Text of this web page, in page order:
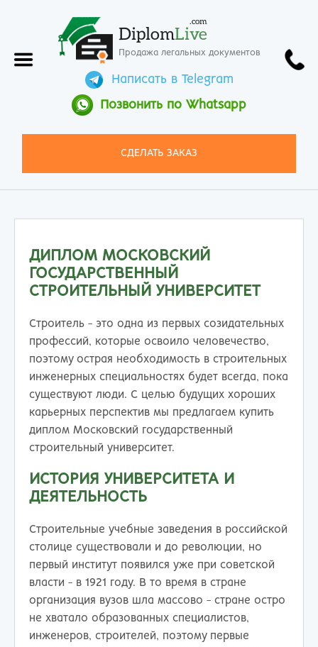
DiplomLive
.com
Продажа легальных документов
Написать в Telegram
Позвонить по Whatsapp
СДЕЛАТЬ ЗАКАЗ
ДИПЛОМ МОСКОВСКИЙ
ГОСУДАРСТВЕННЫЙ
СТРОИТЕЛЬНЫЙ УНИВЕРСИТЕТ
Строитель - это одна из первых созидательных
профессий, которые освоило человечество,
поэтому острая необходимость в строительных
инженерных специальностях будет всегда, пока
существуют люди. С целью будущих хороших
карьерных перспектив мы предлагаем купить
диплом Московский государственный
строительный университет.
ИСТОРИЯ УНИВЕРСИТЕТА И
ДЕЯТЕЛЬНОСТЬ
Строительные учебные заведения в российской
столице существовали и до революции, но
первый институт появился уже при советской
власти - в 1921 году. В то время в стране
организация вузов шла массово - стране остро
не хватало образованных специалистов,
инженеров, строителей, поэтому первые